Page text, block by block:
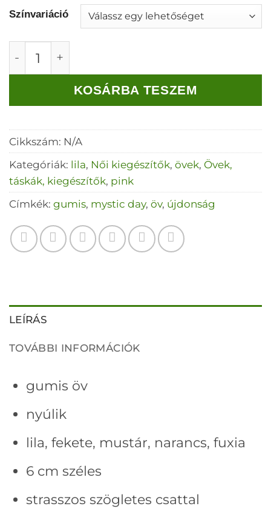
Színvariáció
Ovális strasszos nagy csatos öv (több szín)
KOSÁRBA TESZEM
Cikkszám: N/A
Kategóriák: lila, Női kiegészítők, övek, Övek,
táskák, kiegészítők, pink
Címkék: gumis, mystic day, öv, újdonság
LEÍRÁS
TOVÁBBI INFORMÁCIÓK
gumis öv
nyúlik
lila, fekete, mustár, narancs, fuxia
6 cm széles
strasszos szögletes csattal